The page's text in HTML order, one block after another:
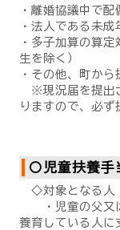
・離婚協議中で
・法人である未
・多子加算の算
生を除く）
・その他、町か
※現況届を提出
りますので、必ず
〇児童扶養手
◇対象となる人
・児童の父又は
養育している人